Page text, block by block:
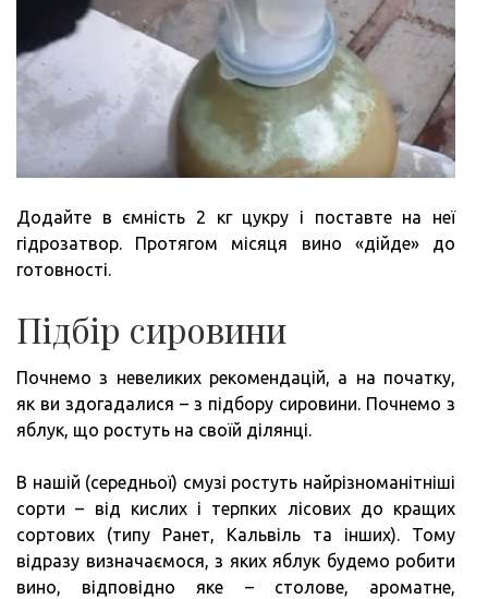
Додайте в ємність 2 кг цукру і поставте на неї
гідрозатвор. Протягом місяця вино «дійде» до
готовності.
Підбір сировини
Почнемо з невеликих рекомендацій, а на початку,
як ви здогадалися – з підбору сировини. Почнемо з
яблук, що ростуть на своїй ділянці.
В нашій (середньої) смузі ростуть найрізноманітніші
сорти – від кислих і терпких лісових до кращих
сортових (типу Ранет, Кальвіль та інших). Тому
відразу визначаємося, з яких яблук будемо робити
вино, відповідно яке – столове, ароматне,